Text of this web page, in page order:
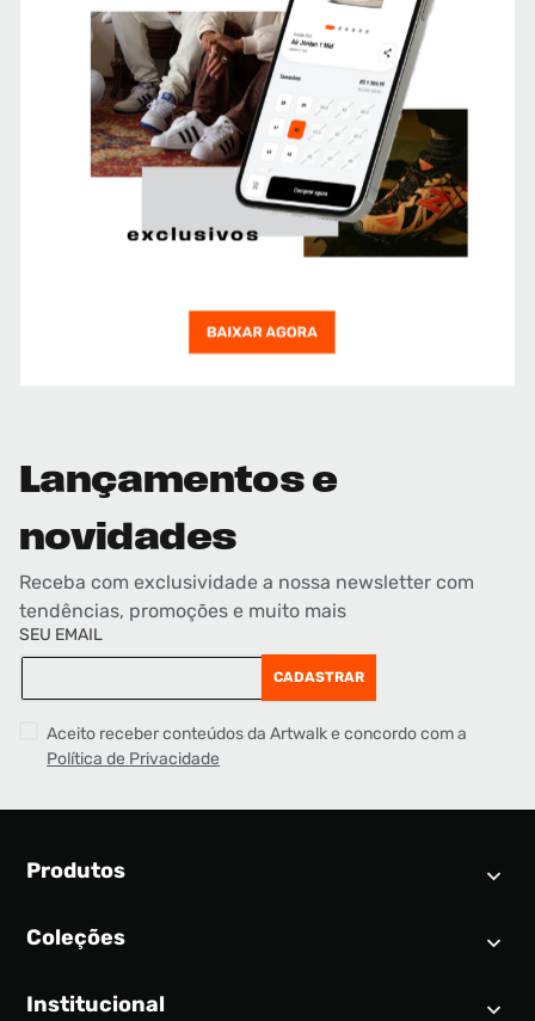
Lançamentos e
novidades
Receba com exclusividade a nossa newsletter com
tendências, promoções e muito mais
SEU EMAIL
CADASTRAR
Aceito receber conteúdos da Artwalk e concordo com a
Política de Privacidade
Produtos
Calendário SNEAKER
Tênis
Coleções
Air Jordan 1
Institucional